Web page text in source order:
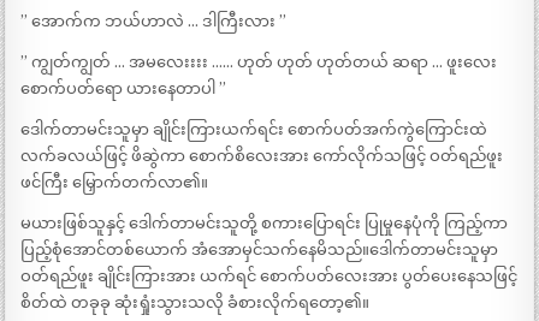
” အောက်က ဘယ်ဟာလဲ … ဒါကြီးလား ”
” ကျွတ်ကျွတ် … အမလေးးးး …… ဟုတ် ဟုတ် ဟုတ်တယ် ဆရာ … ဖူးလေး
စောက်ပတ်ရော ယားနေတာပါ ”
ဒေါက်တာမင်းသူမှာ ချိုင်းကြားယက်ရင်း စောက်ပတ်အက်ကွဲကြောင်းထဲ
လက်ခလယ်ဖြင့် ဖိဆွဲကာ စောက်စိလေးအား ကော်လိုက်သဖြင့် ဝတ်ရည်ဖူး
ဖင်ကြီး မြှောက်တက်လာ၏။
မယားဖြစ်သူနှင့် ဒေါက်တာမင်းသူတို့ စကားပြောရင်း ပြုမှုနေပုံကို ကြည့်ကာ
ပြည့်စုံအောင်တစ်ယောက် အံအောမှင်သက်နေမိသည်။ဒေါက်တာမင်းသူမှာ
ဝတ်ရည်ဖူး ချိုင်းကြားအား ယက်ရင် စောက်ပတ်လေးအား ပွတ်ပေးနေသဖြင့်
စိတ်ထဲ တခုခု ဆုံးရှုံးသွားသလို ခံစားလိုက်ရတော့၏။